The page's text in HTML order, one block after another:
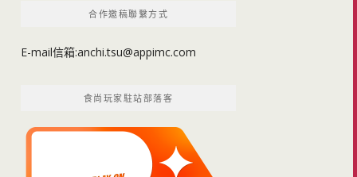
合作邀稿聯繫方式
E-mail信箱:anchi.tsu@appimc.com
食尚玩家駐站部落客